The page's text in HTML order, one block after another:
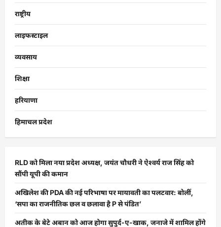
राष्ट्रीय
लाइफस्टाइल
व्यवसाय
शिक्षा
हरियाणा
हिमाचल प्रदेश
RLD को मिला नया प्रदेश अध्यक्ष, जयंत चौधरी ने ऐश्वर्य राज सिंह को
सौंपी यूपी की कमान
अखिलेश की PDA की नई परिभाषा पर मायावती का पलटवार: बोलीं,
‘सपा का राजनीतिक छल व छलावा है P से पंडित’
अतीक के बेटे अबान को आज होगा सुपुर्द-ए-खाक, जनाजे में शामिल होंगे